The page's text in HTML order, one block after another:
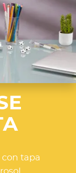
con tapa